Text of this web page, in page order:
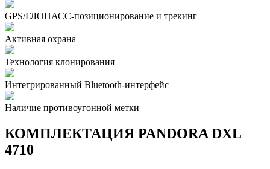
GPS/ГЛОНАСС-позиционирование и трекинг
Активная охрана
Технология клонирования
Интегрированный Bluetooth-интерфейс
Наличие противоугонной метки
КОМПЛЕКТАЦИЯ PANDORA DXL
4710